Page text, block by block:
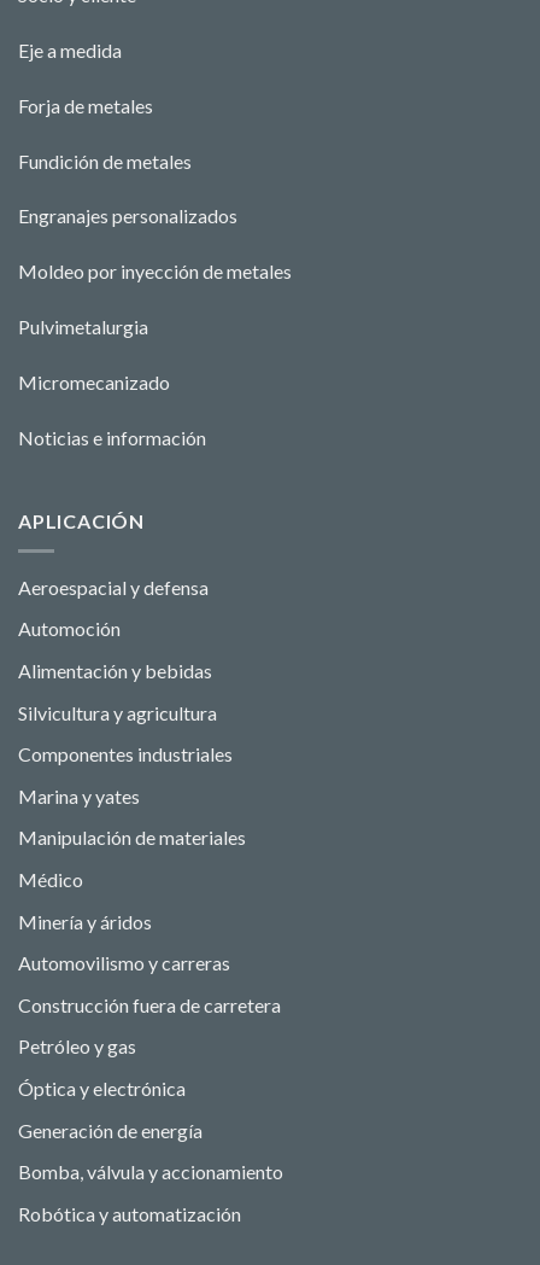
Eje a medida
Forja de metales
Fundición de metales
Engranajes personalizados
Moldeo por inyección de metales
Pulvimetalurgia
Micromecanizado
Noticias e información
APLICACIÓN
Aeroespacial y defensa
Automoción
Alimentación y bebidas
Silvicultura y agricultura
Componentes industriales
Marina y yates
Manipulación de materiales
Médico
Minería y áridos
Automovilismo y carreras
Construcción fuera de carretera
Petróleo y gas
Óptica y electrónica
Generación de energía
Bomba, válvula y accionamiento
Robótica y automatización